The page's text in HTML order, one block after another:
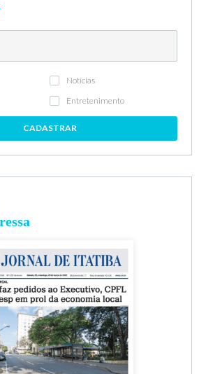
Notícias
Entretenimento
CADASTRAR